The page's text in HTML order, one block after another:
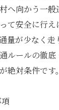
へ向かう一般
て安全に行
量が少なく
ルールの徹底
絶対条件です。